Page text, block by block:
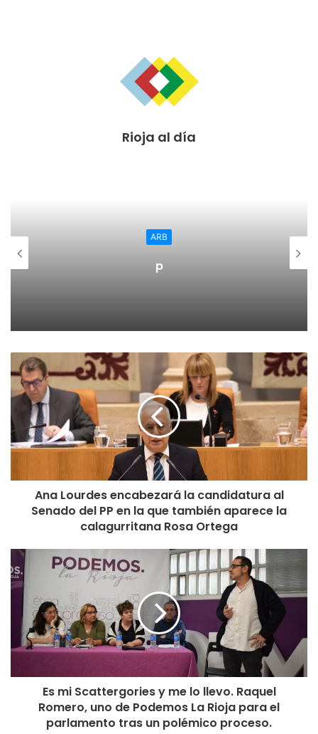
Rioja al día
ARB
p
Ana Lourdes encabezará la candidatura al
Senado del PP en la que también aparece la
calagurritana Rosa Ortega
Es mi Scattergories y me lo llevo. Raquel
Romero, uno de Podemos La Rioja para el
parlamento tras un polémico proceso.